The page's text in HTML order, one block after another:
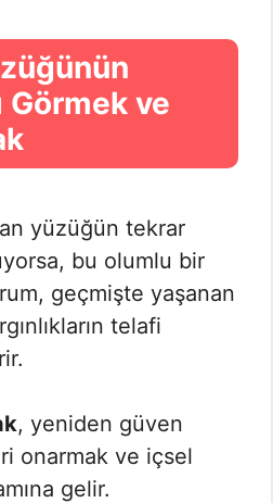
Görmek ve
yüzüğün tekrar
bu olumlu bir
geçmişte yaşanan
telafi
, yeniden güven
onarmak ve içsel
gelir.